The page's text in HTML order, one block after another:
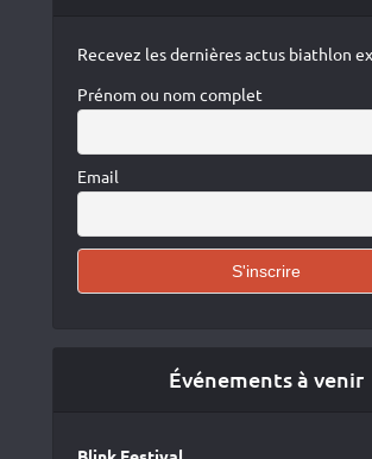
Recevez les dernières actus biathlon
Prénom ou nom complet
Email
Événements à venir